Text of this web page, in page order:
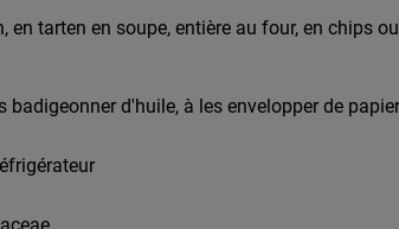
en tarten en soupe, entière au four, en chips
badigeonner d'huile, à les envelopper de